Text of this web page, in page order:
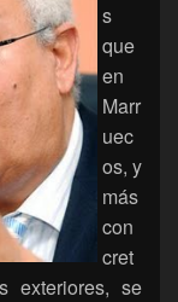
s
que
en
Marr
uec
os, y
más
con
cret
exteriores, se